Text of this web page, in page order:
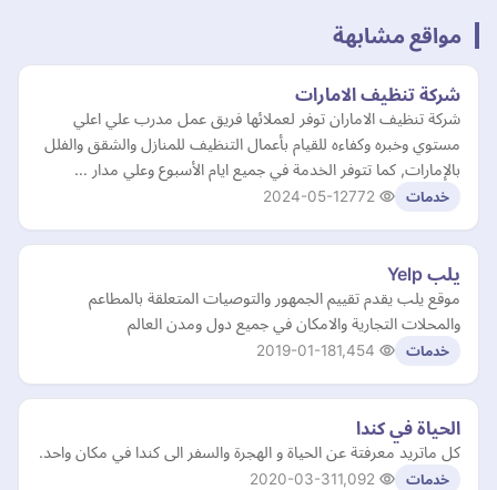
مواقع مشابهة
شركة تنظيف الامارات
شركة تنظيف الاماران توفر لعملائها فريق عمل مدرب علي اعلي
مستوي وخبره وكفاءه للقيام بأعمال التنظيف للمنازل والشقق والفلل
بالإمارات, كما تتوفر الخدمة في جميع ايام الأسبوع وعلي مدار …
خدمات 2024-05-12
يلب Yelp
موقع يلب يقدم تقييم الجمهور والتوصيات المتعلقة بالمطاعم
والمحلات التجارية والامكان في جميع دول ومدن العالم
خدمات 2019-01-18
الحياة في كندا
كل ماتريد معرفتة عن الحياة و الهجرة والسفر الى كندا في مكان واحد.
خدمات 2020-03-31